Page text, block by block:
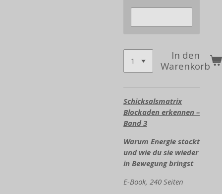
In den
Warenkorb
Schicksalsmatrix
Blockaden erkennen –
Band 3
Warum Energie stockt
und wie du sie wieder
in Bewegung bringst
E-Book, 240 Seiten